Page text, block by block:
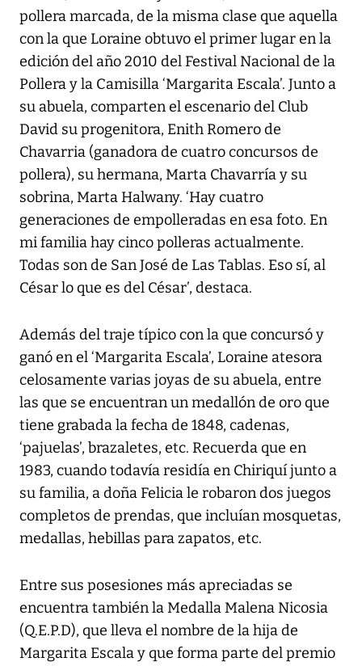
pollera marcada, de la misma clase que aquella
con la que Loraine obtuvo el primer lugar en la
edición del año 2010 del Festival Nacional de la
Pollera y la Camisilla ‘Margarita Escala’. Junto a
su abuela, comparten el escenario del Club
David su progenitora, Enith Romero de
Chavarria (ganadora de cuatro concursos de
pollera), su hermana, Marta Chavarría y su
sobrina, Marta Halwany. ‘Hay cuatro
generaciones de empolleradas en esa foto. En
mi familia hay cinco polleras actualmente.
Todas son de San José de Las Tablas. Eso sí, al
César lo que es del César’, destaca.
Además del traje típico con la que concursó y
ganó en el ‘Margarita Escala’, Loraine atesora
celosamente varias joyas de su abuela, entre
las que se encuentran un medallón de oro que
tiene grabada la fecha de 1848, cadenas,
‘pajuelas’, brazaletes, etc. Recuerda que en
1983, cuando todavía residía en Chiriquí junto a
su familia, a doña Felicia le robaron dos juegos
completos de prendas, que incluían mosquetas,
medallas, hebillas para zapatos, etc.
Entre sus posesiones más apreciadas se
encuentra también la Medalla Malena Nicosia
(Q.E.P.D), que lleva el nombre de la hija de
Margarita Escala y que forma parte del premio